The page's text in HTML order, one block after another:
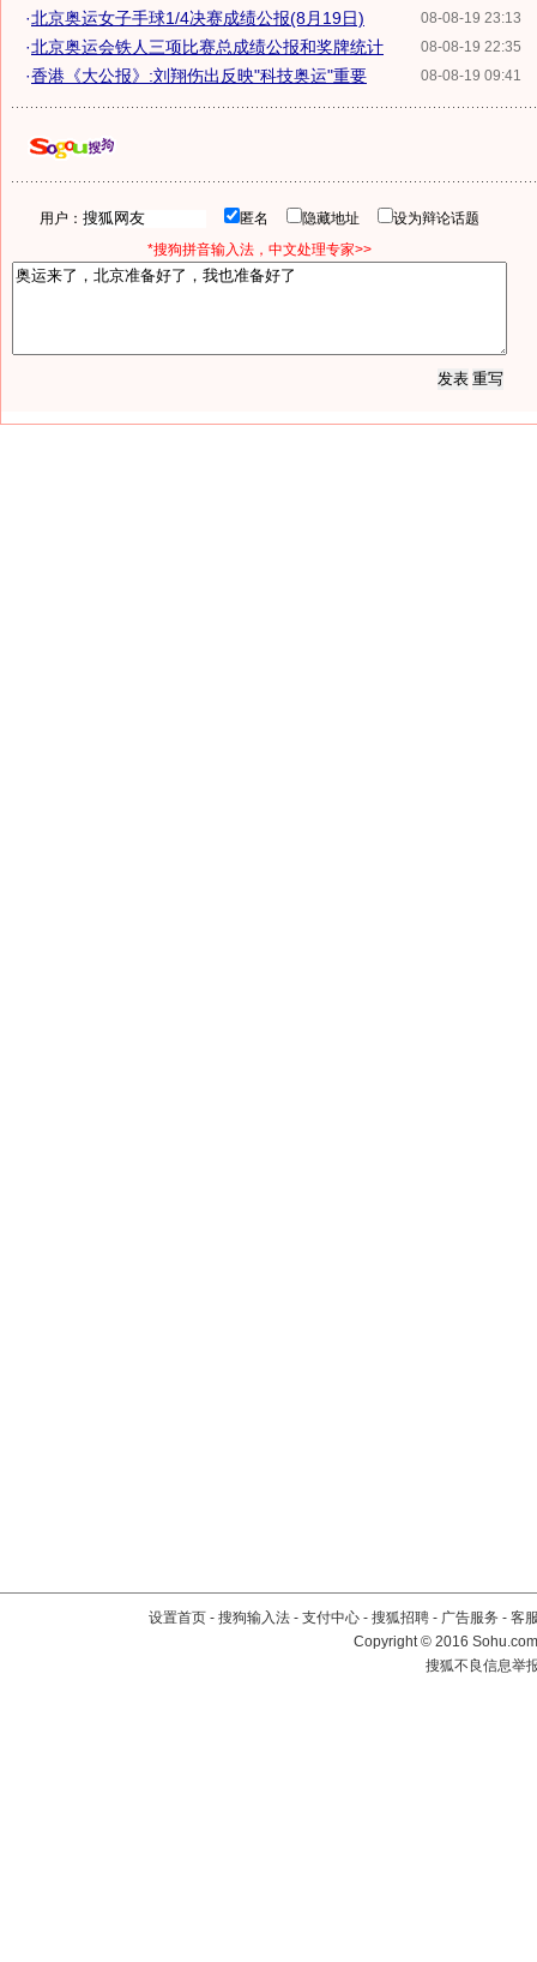
08-08-19 23:13
·北京奥运女子手球1/4决赛成绩公报(8月19日)
08-08-19 22:35
·北京奥运会铁人三项比赛总成绩公报和奖牌统计
08-08-19 09:41
·香港《大公报》:刘翔伤出反映"科技奥运"重要
用户： 匿名 隐藏地址
设为辩论话题
*搜狗拼音输入法，中文处理专家>>
设置首页 - 搜狗输入法 - 支付中心 - 搜狐招聘 - 广告服务 - 客
Copyright©2016
搜狐不良信息举